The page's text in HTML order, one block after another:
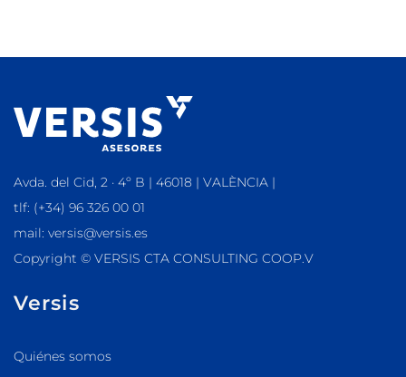
Avda. del Cid, 2 · 4º B | 46018 | VALÈNCIA |
tlf: (+34) 96 326 00 01
mail: versis@versis.es
Copyright © VERSIS CTA CONSULTING COOP.V
Versis
Quiénes somos